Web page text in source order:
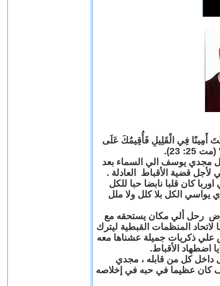
أَمِينًا فِي الْقَلِيلِ فَأُقِيمُكَ عَلَى
23).
مجدي يوسف الي السماء بعد
قضية الأقباط العادلة .
كان قلبا نابضا حبا للكل
يواسي الكل بلا كلل ولا ملل
رحل ألي مكان يستحقه مع
المنظمات القبطية ليترك
علي ذكريات جميلة عشناها معه
اضطهاد الأقباط.
داخل كل من قابله ، مجدي
عظيما في حبه في إخلاصه